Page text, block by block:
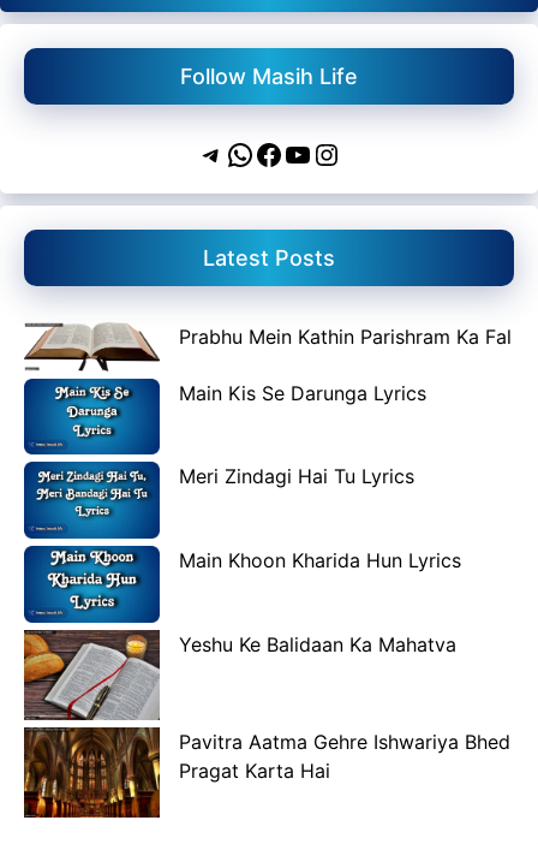
Follow Masih Life
Telegram
WhatsApp
Facebook
YouTube
Instagram
Latest Posts
Prabhu Mein Kathin Parishram Ka Fal
Main Kis Se Darunga Lyrics
Meri Zindagi Hai Tu Lyrics
Main Khoon Kharida Hun Lyrics
Yeshu Ke Balidaan Ka Mahatva
Pavitra Aatma Gehre Ishwariya Bhed
Pragat Karta Hai